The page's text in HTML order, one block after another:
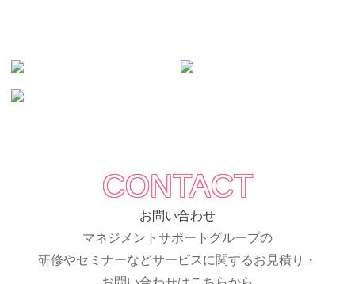
CONTACT
お問い合わせ
マネジメントサポートグループの
研修やセミナーなどサービスに関するお見積り・